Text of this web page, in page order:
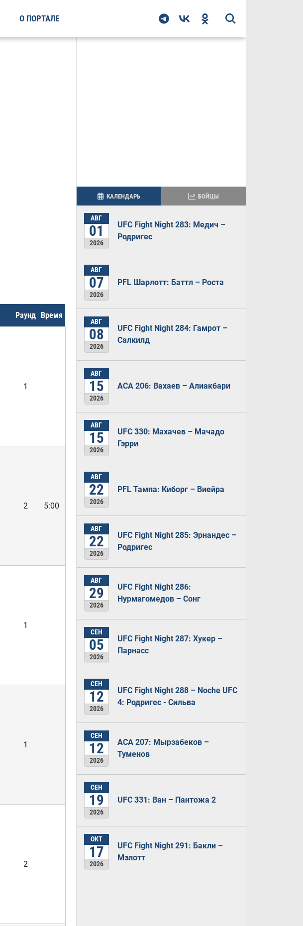
О ПОРТАЛЕ
Раунд Время
1
2 5:00
1
1
2
КАЛЕНДАРЬ БОЙЦЫ
АВГ
01
2026
UFC Fight Night 283: Медич –
Родригес
АВГ
07
2026
PFL Шарлотт: Баттл – Роста
АВГ
08
2026
UFC Fight Night 284: Гамрот –
Салкилд
АВГ
15
2026
ACA 206: Вахаев – Алиакбари
АВГ
15
2026
UFC 330: Махачев – Мачадо
Гэрри
АВГ
22
2026
PFL Тампа: Киборг – Виейра
АВГ
22
2026
UFC Fight Night 285: Эрнандес –
Родригес
АВГ
29
2026
UFC Fight Night 286:
Нурмагомедов – Сонг
СЕН
05
2026
UFC Fight Night 287: Хукер –
Парнасс
СЕН
12
2026
UFC Fight Night 288 – Noche UFC
4: Родригес - Сильва
СЕН
12
2026
ACA 207: Мырзабеков –
Туменов
СЕН
19
2026
UFC 331: Ван – Пантожа 2
ОКТ
17
2026
UFC Fight Night 291: Бакли –
Мэлотт